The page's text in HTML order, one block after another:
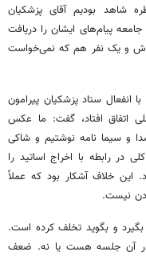
شاهد بودیم آقای پزشکیان
پیام‌های ایشان را دریافت
و یک نفر هم که نمی‌خواست
انفعال ستاد پزشکیان پیرامون
اتفاق افتاد، گفت: ما عکس
و سیما نامه نوشتیم و شاکی
رابطه با اخراج اساتید را
خلاف آشکار بود که عملاً
نیست.
و بگوید تخلف کرده است.
در آن جلسه هست یا نه. ضعف